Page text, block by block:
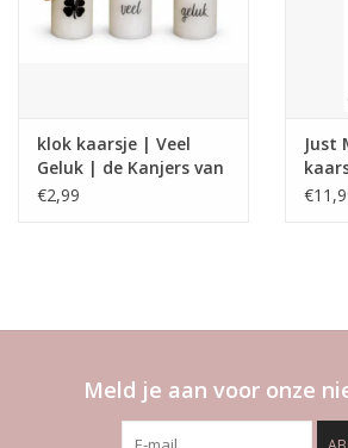
Merken
klok kaarsje | Veel
Geluk | de Kanjers van
's Heeren Loo
€2,99
Just
Meld je aan voor onze